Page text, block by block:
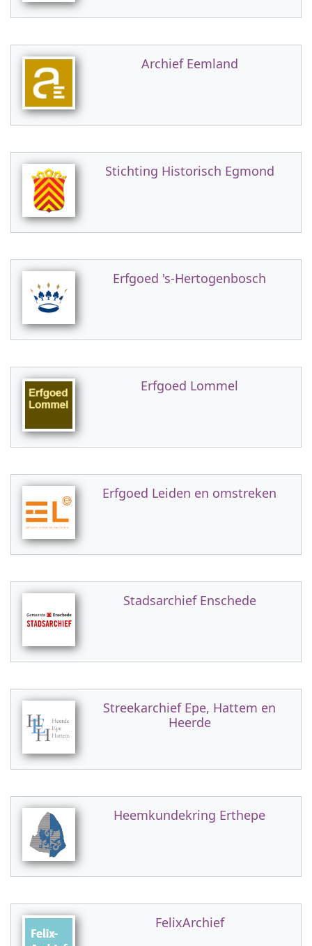
Archief Eemland
Stichting Historisch Egmond
Erfgoed 's-Hertogenbosch
Erfgoed Lommel
Erfgoed Leiden en omstreken
Stadsarchief Enschede
Streekarchief Epe, Hattem en
Heerde
Heemkundekring Erthepe
FelixArchief